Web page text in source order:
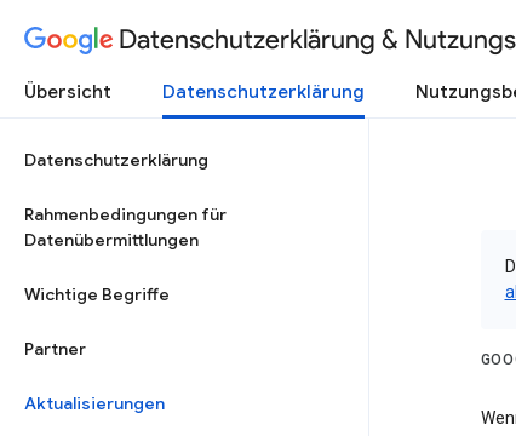
Datenschutzerklärung &
Übersicht Datenschutzerklärung
Datenschutzerklärung
Rahmenbedingungen für
Datenübermittlungen
Wichtige Begriffe
Partner
Aktualisierungen